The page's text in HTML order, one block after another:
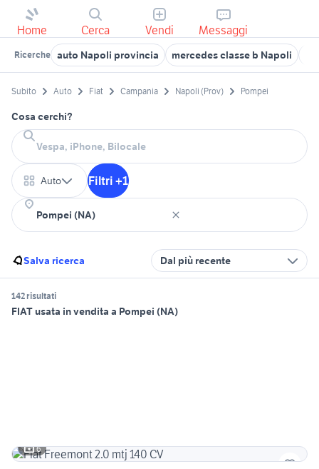
Home Cerca Vendi Messaggi
Ricerche auto Napoli provincia mercedes classe b Napoli
Subito Auto Fiat Campania Napoli (Prov) Pompei
Cosa cerchi?
Auto Filtri +1
Salva ricerca Dal più recente
142 risultati
FIAT usata in vendita a Pompei (NA)
6